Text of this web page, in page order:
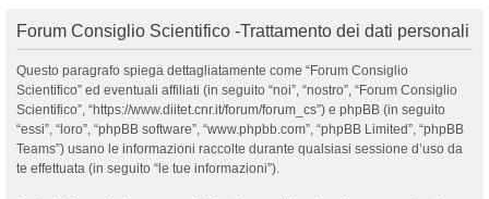
Forum Consiglio Scientifico -Trattamento dei dati personali
Questo paragrafo spiega dettagliatamente come “Forum Consiglio
Scientifico” ed eventuali affiliati (in seguito “noi”, “nostro”, “Forum Consiglio
Scientifico”, “https://www.diitet.cnr.it/forum/forum_cs”) e phpBB (in seguito
“essi”, “loro”, “phpBB software”, “www.phpbb.com”, “phpBB Limited”, “phpBB
Teams”) usano le informazioni raccolte durante qualsiasi sessione d’uso da
te effettuata (in seguito “le tue informazioni”).